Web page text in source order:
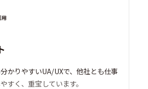
用
かりやすいUA/UXで、他社とも仕事
すく、重宝しています。